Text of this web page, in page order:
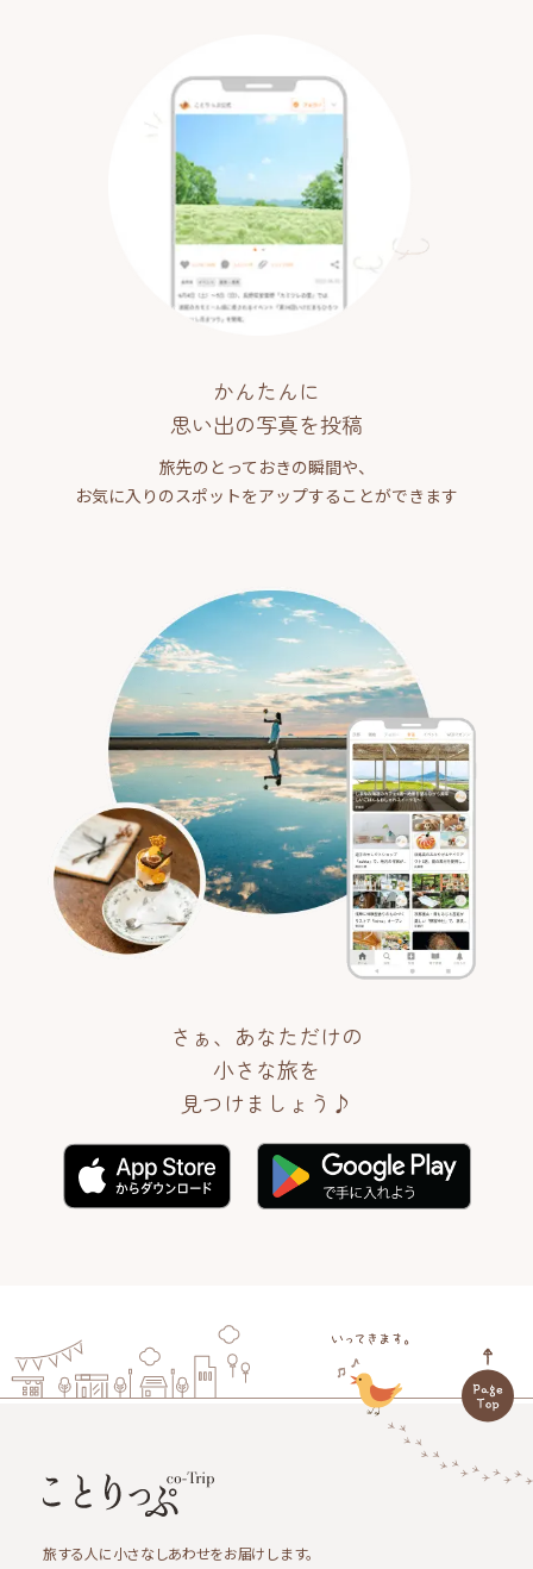
かんたんに
思い出の写真を投稿
旅先のとっておきの瞬間や、
お気に入りのスポットをアップすることができます
さぁ、あなただけの
小さな旅を
見つけましょう♪
旅する人に小さなしあわせをお届けします。